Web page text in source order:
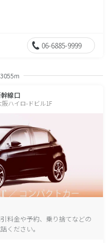
06-6885-9999
3055m
線口
ハイロ-ドビル1F
料金や予約、乗り捨てなどの
ください。